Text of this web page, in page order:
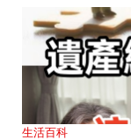
生活百科